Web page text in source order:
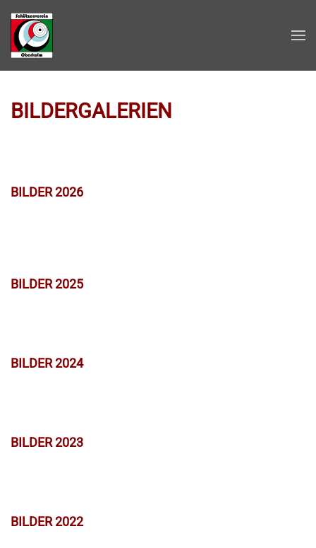
Zum Hauptinhalt springen
BILDERGALERIEN
BILDER 2026
BILDER 2025
BILDER 2024
BILDER 2023
BILDER 2022